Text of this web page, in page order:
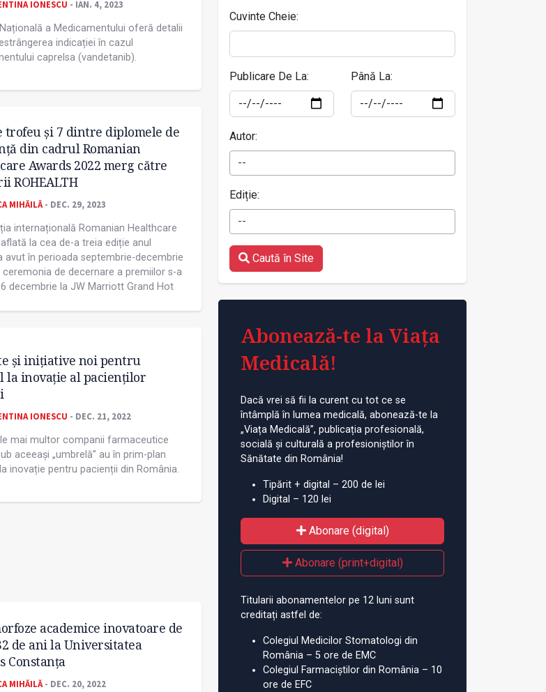
IONESCU - IAN. 4, 2023
a Medicamentului oferă detalii
indicației în cazul
caprelsa (vandetanib).
trofeu și 7 dintre diplomele de
din cadrul Romanian
Awards 2022 merg către
ROHEALTH
MIHĂILĂ - DEC. 29, 2023
internațională Romanian Healthcare
la cea de-a treia ediție anul
avut în perioada septembrie-decembrie
ceremonia de decernare a premiilor s-a
decembrie la JW Marriott Grand Hot
și inițiative noi pentru
la inovație al pacienților
IONESCU - DEC. 21, 2022
mai multor companii farmaceutice
aceeași „umbrelă” au în prim-plan
inovație pentru pacienții din România.
academice inovatoare de
de ani la Universitatea
Constanța
MIHĂILĂ - DEC. 20, 2022
Cuvinte Cheie:
Publicare De La: Până La:
Autor:
--
Ediție:
--
Caută în Site
Abonează-te la Viața
Medicală!
Dacă vrei să fii la curent cu tot ce se
întâmplă în lumea medicală, abonează-te la
„Viața Medicală”, publicația profesională,
socială și culturală a profesioniștilor în
Sănătate din România!
Tipărit + digital – 200 de lei
Digital – 120 lei
Abonare (digital)
Abonare (print+digital)
Titularii abonamentelor pe 12 luni sunt
creditați astfel de:
Colegiul Medicilor Stomatologi din
România – 5 ore de EMC
Colegiul Farmaciștilor din România – 10
ore de EFC